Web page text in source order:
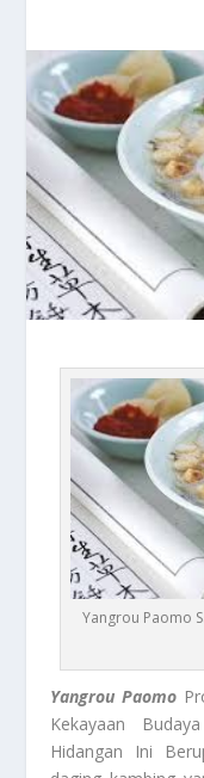
Yangrou Paomo
Yangrou Paomo
Kekayaan
Hidangan Ini